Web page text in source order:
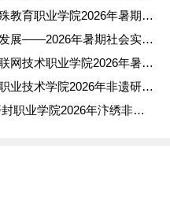
手语传情，有爱无碍：浙江特殊教育职业学院2026年暑期社会实
投身实践长才干，立足专业助发展——2026年暑期社会实践报告
物联田园，数字兴农：无锡物联网技术职业学院2026年暑期社会
锡镶流光，指尖传薪——日照职业技术学院2026年非遗研学实践
一针绣古韵 青春续汴华——开封职业学院2026年汴绣非遗传承